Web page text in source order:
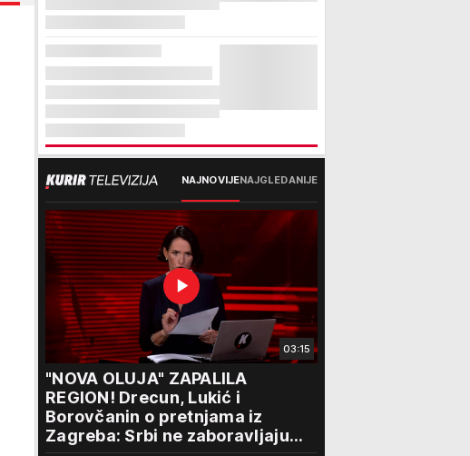
NAJNOVIJENAJGLEDANIJE
03:15
"NOVA OLUJA" ZAPALILA
REGION! Drecun, Lukić i
Borovčanin o pretnjama iz
Zagreba: Srbi ne zaboravljaju